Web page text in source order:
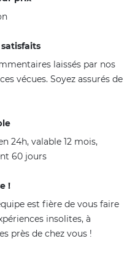
laissés par nos
vécues. Soyez assurés de
24h, valable 12 mois,
60 jours
!
est fière de vous faire
insolites, à
près de chez vous !